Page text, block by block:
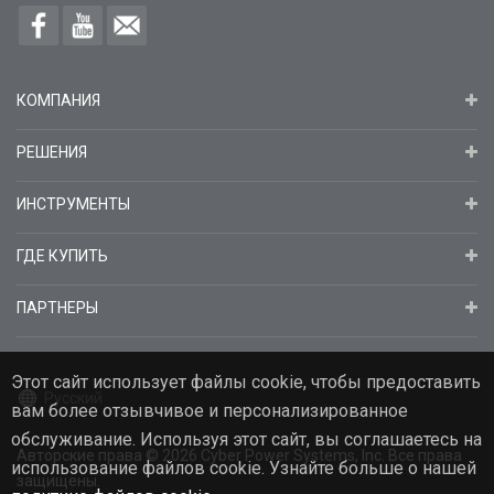
Этот сайт использует файлы cookie, чтобы предоставить
вам более отзывчивое и персонализированное
обслуживание. Используя этот сайт, вы соглашаетесь на
использование файлов cookie. Узнайте больше о нашей
КОМПАНИЯ
РЕШЕНИЯ
ИНСТРУМЕНТЫ
ГДЕ КУПИТЬ
ПАРТНЕРЫ
Авторские права © 2026 Cyber Power Systems, Inc. Все права
защищены.